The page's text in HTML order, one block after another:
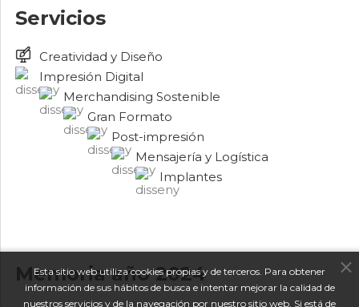
Servicios
Creatividad y Diseño
Impresión Digital
Merchandising Sostenible
Gran Formato
Post-impresión
Mensajería y Logística
Implantes
Memoria año 2024
Esta sitio web utiliza cookies propias y de terceros. Para obtener
información de sus hábitos de busca e intentar mejorar la calidad de
nuestros servicios y de la navegación por nuestro sitio web. Si está de